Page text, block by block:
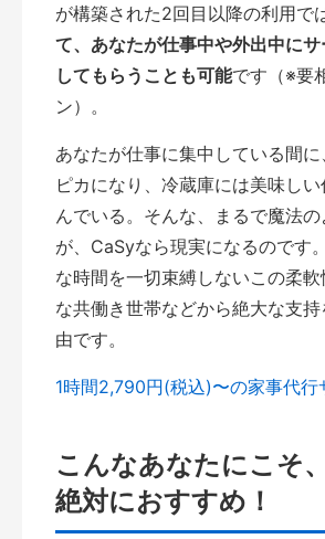
が構築された2回目以降の利用では
て、あなたが仕事中や外出中に
してもらうことも可能です（※要
ン）。
あなたが仕事に集中している間
ピカになり、冷蔵庫には美味し
んでいる。そんな、まるで魔法
が、CaSyなら現実になるのです
な時間を一切束縛しないこの柔
な共働き世帯などから絶大な支
由です。
1時間2,790円(税込)〜の家事代行
こんなあなたにこそ
絶対におすすめ！